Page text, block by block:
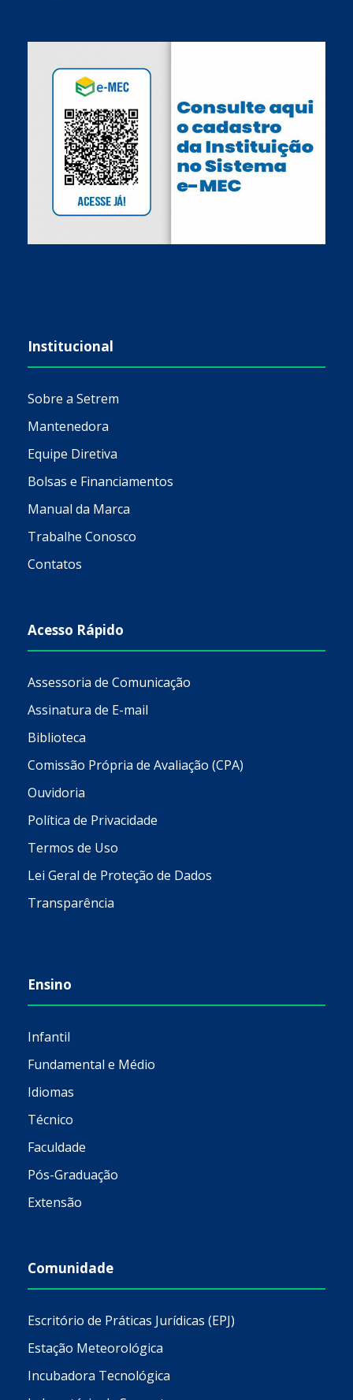
Institucional
Sobre a Setrem
Mantenedora
Equipe Diretiva
Bolsas e Financiamentos
Manual da Marca
Trabalhe Conosco
Contatos
Acesso Rápido
Assessoria de Comunicação
Assinatura de E-mail
Biblioteca
Comissão Própria de Avaliação (CPA)
Ouvidoria
Política de Privacidade
Termos de Uso
Lei Geral de Proteção de Dados
Transparência
Ensino
Infantil
Fundamental e Médio
Idiomas
Técnico
Faculdade
Pós-Graduação
Extensão
Comunidade
Escritório de Práticas Jurídicas (EPJ)
Estação Meteorológica
Incubadora Tecnológica